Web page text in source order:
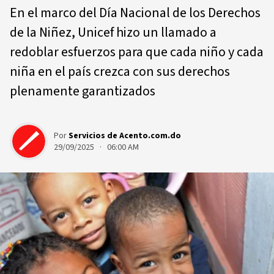
En el marco del Día Nacional de los Derechos
de la Niñez, Unicef hizo un llamado a
redoblar esfuerzos para que cada niño y cada
niña en el país crezca con sus derechos
plenamente garantizados
PorServicios de Acento.com.do
29/09/2025 · 06:00 AM